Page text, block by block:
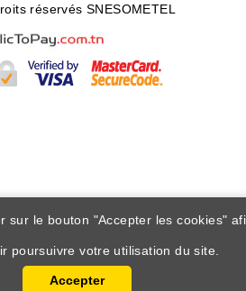
sur le bouton "Accepter les cookies"
poursuivre votre utilisation du site.
Accepter
réservés SNESOMETEL